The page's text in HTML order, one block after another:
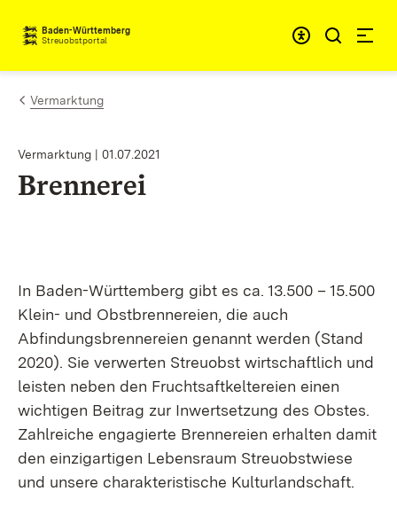
Zum Inhalt springen
Baden-Württemberg
Streuobstportal
Vermarktung
Vermarktung 01.07.2021
Brennerei
In Baden-Württemberg gibt es ca. 13.500 – 15.500
Klein- und Obstbrennereien, die auch
Abfindungsbrennereien genannt werden (Stand
2020). Sie verwerten Streuobst wirtschaftlich und
leisten neben den Fruchtsaftkeltereien einen
wichtigen Beitrag zur Inwertsetzung des Obstes.
Zahlreiche engagierte Brennereien erhalten damit
den einzigartigen Lebensraum Streuobstwiese
und unsere charakteristische Kulturlandschaft.